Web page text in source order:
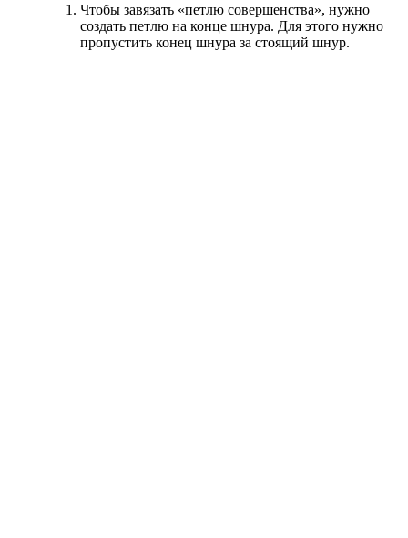
Чтобы завязать «петлю совершенства», нужно
создать петлю на конце шнура. Для этого нужно
пропустить конец шнура за стоящий шнур.